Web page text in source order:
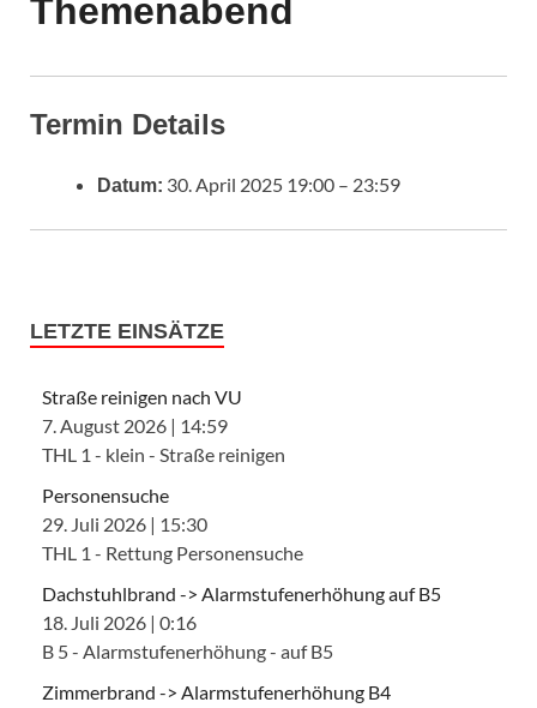
Themenabend
Termin Details
Datum: 30. April 2025 19:00 – 23:59
LETZTE EINSÄTZE
Straße reinigen nach VU
7. August 2026 | 14:59
THL 1 - klein - Straße reinigen
Personensuche
29. Juli 2026 | 15:30
THL 1 - Rettung Personensuche
Dachstuhlbrand -> Alarmstufenerhöhung auf B5
18. Juli 2026 | 0:16
B 5 - Alarmstufenerhöhung - auf B5
Zimmerbrand -> Alarmstufenerhöhung B4